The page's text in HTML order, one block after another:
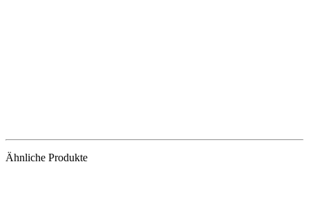
Ähnliche Produkte